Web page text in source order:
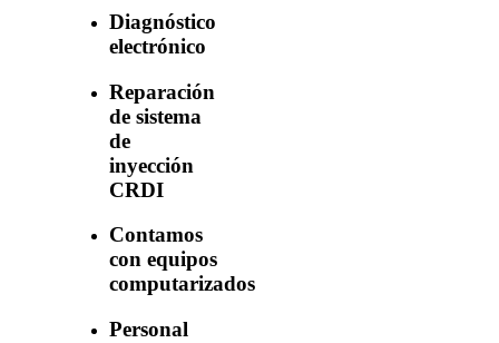
Diagnóstico
electrónico
Reparación
de sistema
de
inyección
CRDI
Contamos
con equipos
computarizados
Personal